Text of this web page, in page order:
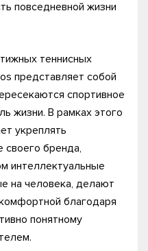
повседневной жизни
теннисных
представляет собой
спортивное
жизни. В рамках этого
укреплять
своего бренда,
интеллектуальные
на человека, делают
благодаря
понятному